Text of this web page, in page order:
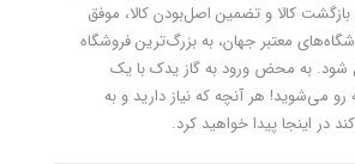
بازگشت کالا و تضمین اصل‌بودن کالا، موفق
معتبر جهان، به بزرگ‌ترین فروشگاه
شود. به محض ورود به گاز یدک با یک
رو می‌شوید! هر آنچه که نیاز دارید و به
در اینجا پیدا خواهید کرد.